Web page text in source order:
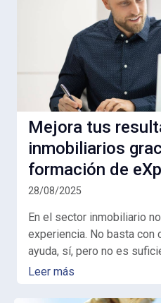
Mejora tus
inmobiliarios
formación de eXp
28/08/2025
En el sector inmobiliario
experiencia. No basta con
ayuda, sí, pero no es
Leer más